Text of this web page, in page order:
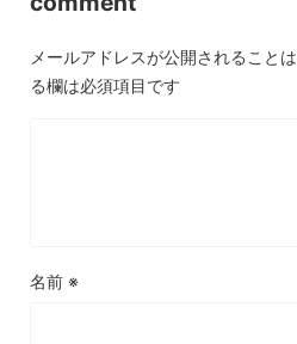
メールアドレスが公開されることは
る欄は必須項目です
名前 ※